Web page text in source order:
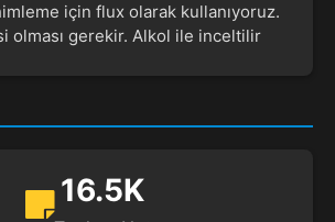
için flux olarak kullanıyoruz.
olması gerekir. Alkol ile inceltilir
16.5K